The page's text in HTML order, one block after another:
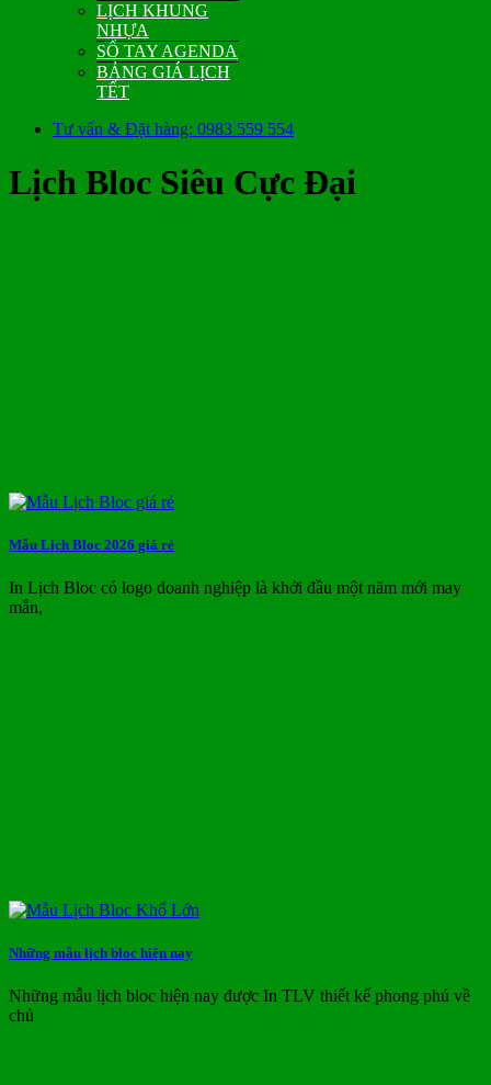
LỊCH KHUNG
NHỰA
SỔ TAY AGENDA
BẢNG GIÁ LỊCH
TẾT
Tư vấn & Đặt hàng: 0983 559 554
Lịch Bloc Siêu Cực Đại
Mẫu Lịch Bloc 2026 giá rẻ
In Lịch Bloc có logo doanh nghiệp là khởi đầu một năm mới may
mắn,
Những mẫu lịch bloc hiện nay
Những mẫu lịch bloc hiện nay được In TLV thiết kế phong phú về
chủ